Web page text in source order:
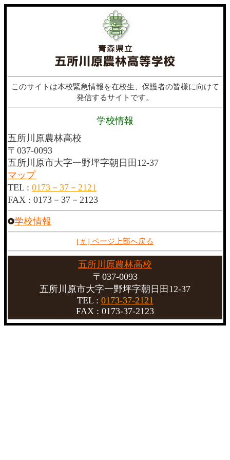
このサイトは本校緊急情報を在校生、保護者の皆様に向けて
発信するサイトです。
学校情報
五所川原農林高校
〒037‐0093
五所川原市大字一野坪字朝日田12-37
マップ
TEL : 0173－37－2121
FAX : 0173－37－2123
学校情報
[ # ] ページ上部へ戻る
五所川原農林高校
〒037‐0093
五所川原市大字一野坪字朝日田12-37
TEL : 0173-37-2121
FAX : 0173-37-2123